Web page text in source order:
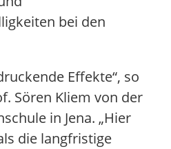
bei den
Effekte“, so
Sören Kliem von der
in Jena. „Hier
die langfristige